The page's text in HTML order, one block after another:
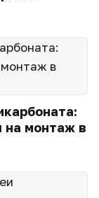
на монтаж в